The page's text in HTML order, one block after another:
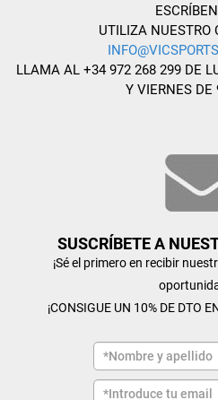
UTILIZA NUESTRO
LLAMA AL +34 972 268 299 DE
Y VIERNES
SUSCRÍBETE A
¡Sé el primero en recibir
¡CONSIGUE UN 10% DE DTO